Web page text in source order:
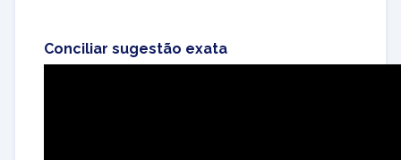
Conciliar sugestão exata